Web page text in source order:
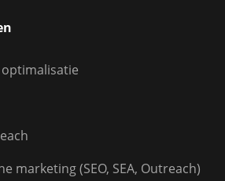
optimalisatie
marketing (SEO, SEA, Outreach)